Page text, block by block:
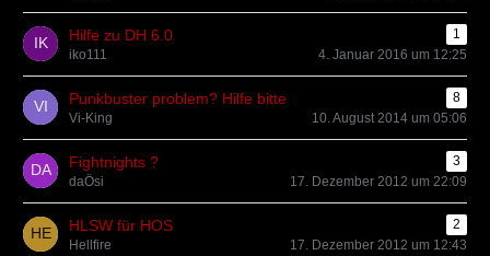
Hilfe zu DH 6.0
1
iko111
4. Januar 2016 um 12:25
Punkbuster problem? Hilfe bitte
8
Vi-King
10. August 2014 um 05:06
Fightnights ?
3
daÖsi
17. Dezember 2012 um 22:09
HLSW für HOS
2
Hellfire
17. Dezember 2012 um 12:43